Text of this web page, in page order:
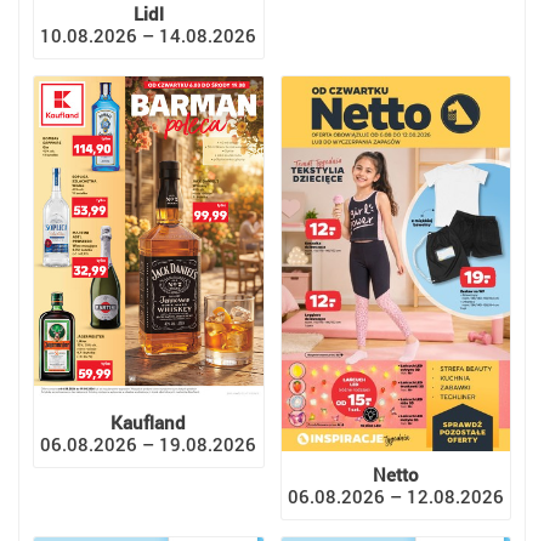
Lidl
10.08.2026 – 14.08.2026
Kaufland
06.08.2026 – 19.08.2026
Netto
06.08.2026 – 12.08.2026